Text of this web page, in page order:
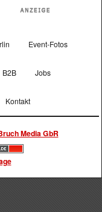
Event-Fotos
B2B Jobs
Kontakt
Media GbR